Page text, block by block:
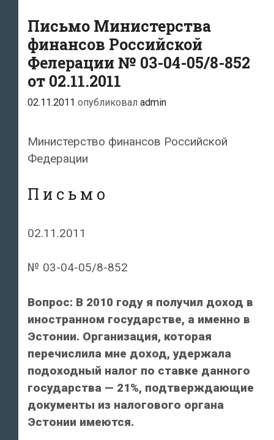
об
избежании
двойного
налогообложения
и
предотвращении
от
в
подписанное
г.
Минске
21
января
1997
года
(налог
с
Письмо Министерства
финансов Российской
Фелерации № 03-04-05/8-852
от 02.11.2011
02.11.2011 опубликовал admin
Министерство финансов Российской
Федерации
П и с ь м о
02.11.2011
№ 03-04-05/8-852
Вопрос: В 2010 году я получил доход в
иностранном государстве, а именно в
Эстонии. Организация, которая
перечислила мне доход, удержала
подоходный налог по ставке данного
государства — 21%, подтверждающие
документы из налогового органа
Эстонии имеются.